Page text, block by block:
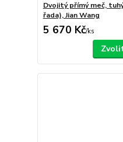
Dvojitý přímý meč,
řada), Jian Wang
5 670 Kč/ks